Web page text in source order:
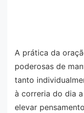
A prática da
poderosas de
tanto
à correria do dia
elevar